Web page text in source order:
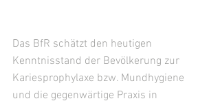
Das BfR schätzt den heutigen
Kenntnisstand der Bevölkerung zur
Kariesprophylaxe bzw. Mundhygiene
und die gegenwärtige Praxis in